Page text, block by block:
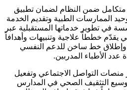
متكامل ضمن النظام لضمان تطبيق
الممارسات الطبية وتقديم الخدمة
في تطوير خدماتها المستقبلية عبر
خططاً علاجية وتنبيهات وأهدافاً
وإطلاق خط ساخن للدعم النفسي
الأطباء المدربين.
منصات التواصل الاجتماعي وتفعيل
التثقيف الصحي في المدارس